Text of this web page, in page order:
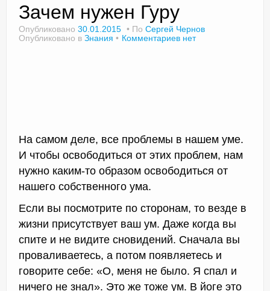
Йога для начинающих
Триггерные точки
Контакты
Зачем нужен Гуру
Опубликовано 30.01.2015 По Сергей Чернов
Опубликовано в Знания Комментариев нет
На самом деле, все проблемы в нашем уме.
И чтобы освободиться от этих проблем, нам
нужно каким-то образом освободиться от
нашего собственного ума.
Если вы посмотрите по сторонам, то везде в
жизни присутствует ваш ум. Даже когда вы
спите и не видите сновидений. Сначала вы
проваливаетесь, а потом появляетесь и
говорите себе: «О, меня не было. Я спал и
ничего не знал». Это же тоже ум. В йоге это